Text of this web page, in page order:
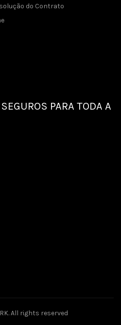
do Contrato
PARA TODA A
. All rights reserved